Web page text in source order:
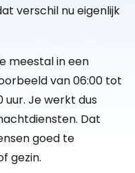
verschil nu eigenlijk
meestal in een
van 06:00 tot
uur. Je werkt dus
Dat
goed te
gezin.